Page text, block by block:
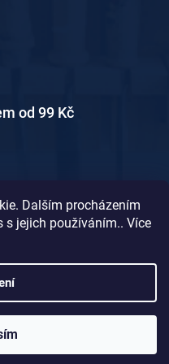
Dalším procházením
s jejich používáním.. Více
od 99 Kč
od 119 Kč